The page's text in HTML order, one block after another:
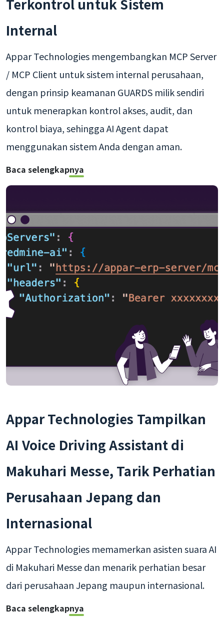
Terkontrol untuk Sistem
Internal
Appar Technologies mengembangkan MCP Server
/ MCP Client untuk sistem internal perusahaan,
dengan prinsip keamanan GUARDS milik sendiri
untuk menerapkan kontrol akses, audit, dan
kontrol biaya, sehingga AI Agent dapat
menggunakan sistem Anda dengan aman.
Baca selengkapnya
Appar Technologies Tampilkan
AI Voice Driving Assistant di
Makuhari Messe, Tarik Perhatian
Perusahaan Jepang dan
Internasional
Appar Technologies memamerkan asisten suara AI
di Makuhari Messe dan menarik perhatian besar
dari perusahaan Jepang maupun internasional.
Baca selengkapnya